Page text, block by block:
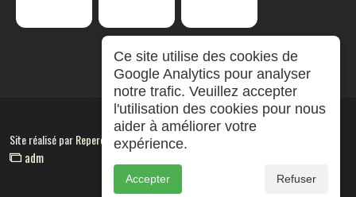
Site réalisé parRepereCom
adm
Ce site utilise des cookies de
Google Analytics pour analyser
notre trafic. Veuillez accepter
l'utilisation des cookies pour nous
aider à améliorer votre
expérience.
Accepter Refuser